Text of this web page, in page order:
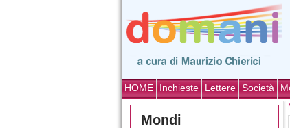
HOME Inchieste Lettere Società
Mondi